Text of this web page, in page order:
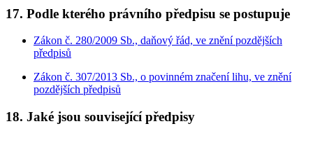
17. Podle kterého právního předpisu se postupuje
Zákon č. 280/2009 Sb., daňový řád, ve znění pozdějších
předpisů
Zákon č. 307/2013 Sb., o povinném značení lihu, ve znění
pozdějších předpisů
18. Jaké jsou související předpisy